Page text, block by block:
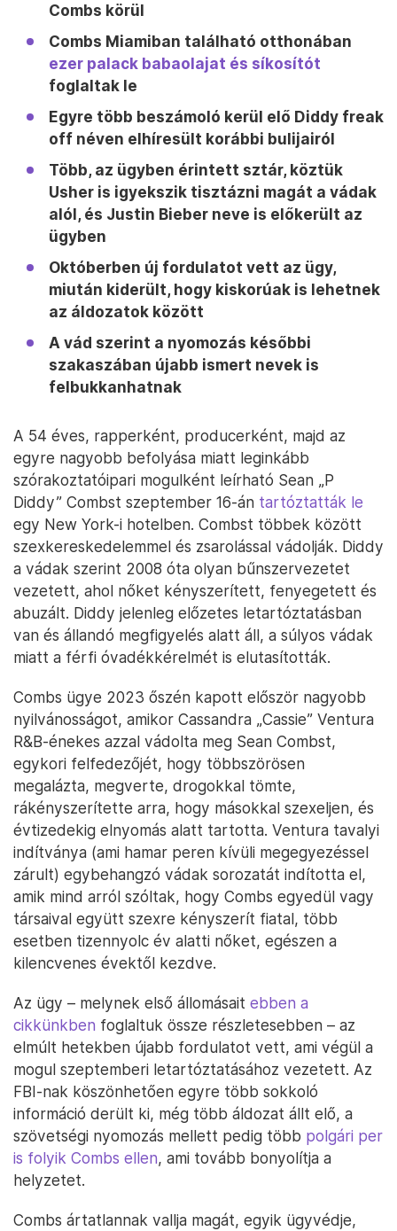
Combs körül
Combs Miamiban található otthonában
ezer palack babaolajat és síkosítót
foglaltak le
Egyre több beszámoló kerül elő Diddy freak
off néven elhíresült korábbi bulijairól
Több, az ügyben érintett sztár, köztük
Usher is igyekszik tisztázni magát a vádak
alól, és Justin Bieber neve is előkerült az
ügyben
Októberben új fordulatot vett az ügy,
miután kiderült, hogy kiskorúak is lehetnek
az áldozatok között
A vád szerint a nyomozás későbbi
szakaszában újabb ismert nevek is
felbukkanhatnak
A 54 éves, rapperként, producerként, majd az
egyre nagyobb befolyása miatt leginkább
szórakoztatóipari mogulként leírható Sean „P
Diddy” Combst szeptember 16-án tartóztatták le
egy New York-i hotelben. Combst többek között
szexkereskedelemmel és zsarolással vádolják. Diddy
a vádak szerint 2008 óta olyan bűnszervezetet
vezetett, ahol nőket kényszerített, fenyegetett és
abuzált. Diddy jelenleg előzetes letartóztatásban
van és állandó megfigyelés alatt áll, a súlyos vádak
miatt a férfi óvadékkérelmét is elutasították.
Combs ügye 2023 őszén kapott először nagyobb
nyilvánosságot, amikor Cassandra „Cassie” Ventura
R&B-énekes azzal vádolta meg Sean Combst,
egykori felfedezőjét, hogy többszörösen
megalázta, megverte, drogokkal tömte,
rákényszerítette arra, hogy másokkal szexeljen, és
évtizedekig elnyomás alatt tartotta. Ventura tavalyi
indítványa (ami hamar peren kívüli megegyezéssel
zárult) egybehangzó vádak sorozatát indította el,
amik mind arról szóltak, hogy Combs egyedül vagy
társaival együtt szexre kényszerít fiatal, több
esetben tizennyolc év alatti nőket, egészen a
kilencvenes évektől kezdve.
Az ügy – melynek első állomásait ebben a
cikkünkben foglaltuk össze részletesebben – az
elmúlt hetekben újabb fordulatot vett, ami végül a
mogul szeptemberi letartóztatásához vezetett. Az
FBI-nak köszönhetően egyre több sokkoló
információ derült ki, még több áldozat állt elő, a
szövetségi nyomozás mellett pedig több polgári per
is folyik Combs ellen, ami tovább bonyolítja a
helyzetet.
Combs ártatlannak vallja magát, egyik ügyvédje,